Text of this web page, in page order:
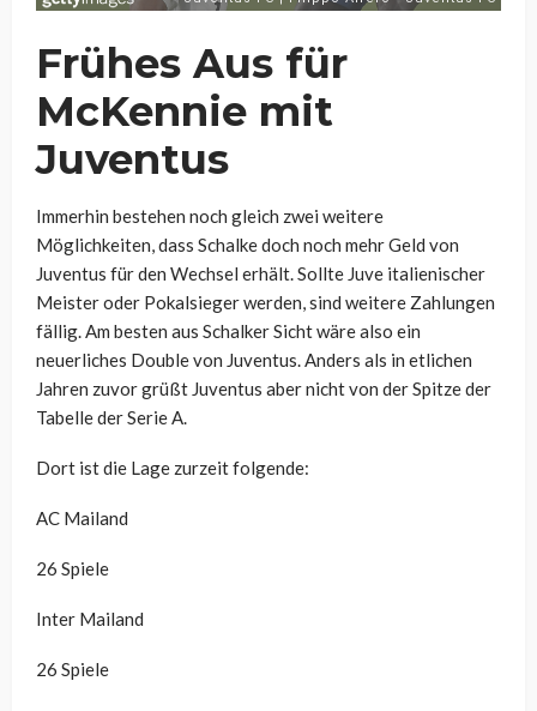
Frühes Aus für
McKennie mit
Juventus
Immerhin bestehen noch gleich zwei weitere
Möglichkeiten, dass Schalke doch noch mehr Geld von
Juventus für den Wechsel erhält. Sollte Juve italienischer
Meister oder Pokalsieger werden, sind weitere Zahlungen
fällig. Am besten aus Schalker Sicht wäre also ein
neuerliches Double von Juventus. Anders als in etlichen
Jahren zuvor grüßt Juventus aber nicht von der Spitze der
Tabelle der Serie A.
Dort ist die Lage zurzeit folgende:
AC Mailand
26 Spiele
Inter Mailand
26 Spiele